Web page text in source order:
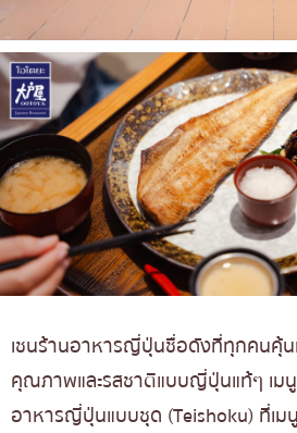
เชนร้านอาหารญี่ปุ่นชื่อดังที่ทุกคนคุ้น
คุณภาพและรสชาติแบบญี่ปุ่นแท้ๆ เม
อาหารญี่ปุ่นแบบชุด (Teishoku) ที่เม